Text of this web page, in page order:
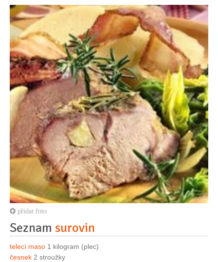
přidat foto
Seznam surovin
telecí maso 1 kilogram (plec)
česnek 2 stroužky